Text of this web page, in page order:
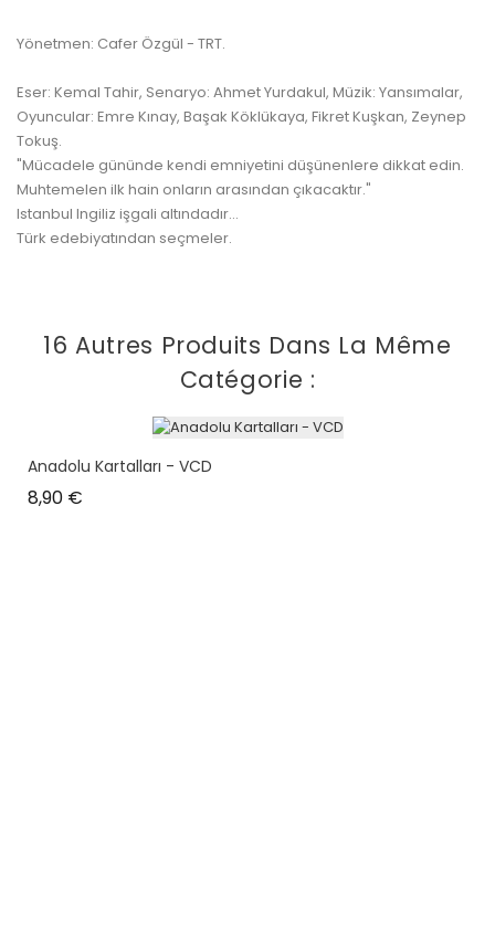
Yönetmen: Cafer Özgül - TRT.
Eser: Kemal Tahir, Senaryo: Ahmet Yurdakul, Müzik: Yansımalar,
Oyuncular: Emre Kınay, Başak Köklükaya, Fikret Kuşkan, Zeynep
Tokuş.
"Mücadele gününde kendi emniyetini düşünenlere dikkat edin.
Muhtemelen ilk hain onların arasından çıkacaktır."
Istanbul Ingiliz işgali altındadır...
Türk edebiyatından seçmeler.
16 Autres Produits Dans La Même
Catégorie :
Anadolu Kartalları - VCD
8,90 €